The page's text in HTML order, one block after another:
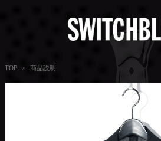
TOP 商品説明